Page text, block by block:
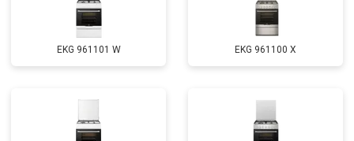
EKG 961101 W EKG 961100 X